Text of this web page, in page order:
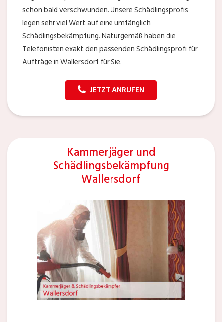
schon bald verschwunden. Unsere Schädlingsprofis
legen sehr viel Wert auf eine umfänglich
Schädlingsbekämpfung. Naturgemäß haben die
Telefonisten exakt den passenden Schädlingsprofi für
Aufträge in Wallersdorf für Sie.
JETZT ANRUFEN
Kammerjäger und
Schädlingsbekämpfung
Wallersdorf